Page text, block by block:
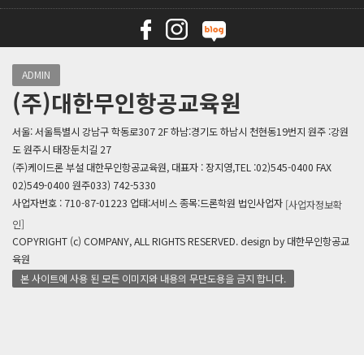
ADMIN
(주)대한무인항공교육원
서울: 서울특별시 강남구 학동로307 2F 하남:경기도 하남시 천현동19번지 원주 :강원
도 원주시 태장둔치길 27
(주)케이드론 부설 대한무인항공교육원, 대표자 : 장지영,TEL :02)545-0400 FAX
02)549-0400 원주033) 742-5330
사업자번호 : 710-87-01223 업태:서비스 종목:드론학원 법인사업자 [사업자정보확
인]
COPYRIGHT (c) COMPANY, ALL RIGHTS RESERVED. design by 대한무인항공교
육원
본 사이트에 사용 된 모든 이미지와 내용의 무단도용을 금지 합니다.